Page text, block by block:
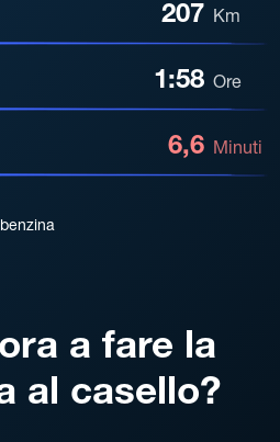
207 Km
1:58 Ore
6,6 Minuti
a fare la
al casello?